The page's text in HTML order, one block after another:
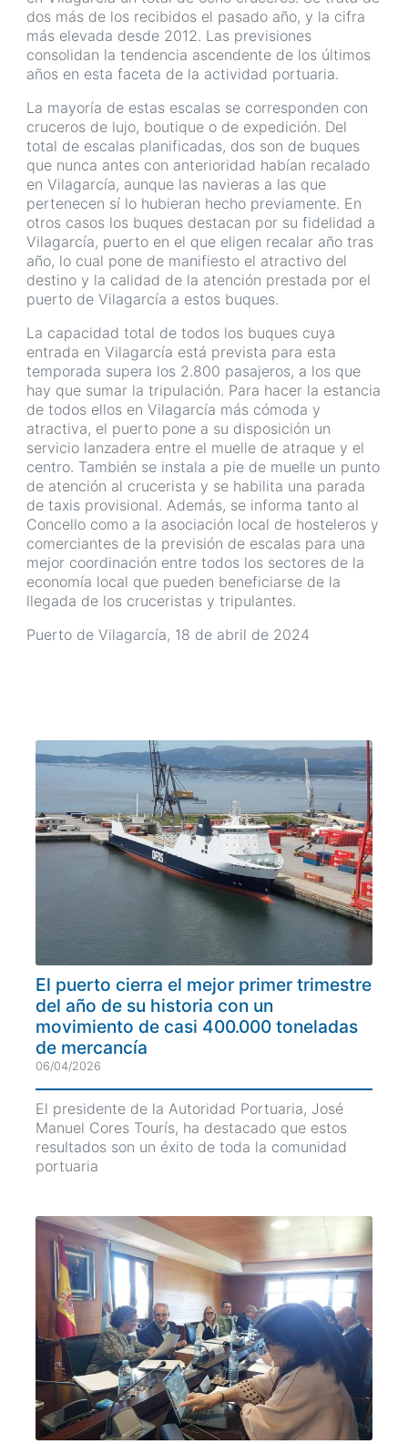
dos más de los recibidos el pasado año, y la cifra
más elevada desde 2012. Las previsiones
consolidan la tendencia ascendente de los últimos
años en esta faceta de la actividad portuaria.
La mayoría de estas escalas se corresponden con
cruceros de lujo, boutique o de expedición. Del
total de escalas planificadas, dos son de buques
que nunca antes con anterioridad habían recalado
en Vilagarcía, aunque las navieras a las que
pertenecen sí lo hubieran hecho previamente. En
otros casos los buques destacan por su fidelidad a
Vilagarcía, puerto en el que eligen recalar año tras
año, lo cual pone de manifiesto el atractivo del
destino y la calidad de la atención prestada por el
puerto de Vilagarcía a estos buques.
La capacidad total de todos los buques cuya
entrada en Vilagarcía está prevista para esta
temporada supera los 2.800 pasajeros, a los que
hay que sumar la tripulación. Para hacer la estancia
de todos ellos en Vilagarcía más cómoda y
atractiva, el puerto pone a su disposición un
servicio lanzadera entre el muelle de atraque y el
centro. También se instala a pie de muelle un punto
de atención al crucerista y se habilita una parada
de taxis provisional. Además, se informa tanto al
Concello como a la asociación local de hosteleros y
comerciantes de la previsión de escalas para una
mejor coordinación entre todos los sectores de la
economía local que pueden beneficiarse de la
llegada de los cruceristas y tripulantes.
Puerto de Vilagarcía, 18 de abril de 2024
El puerto cierra el mejor primer trimestre
del año de su historia con un
movimiento de casi 400.000 toneladas
de mercancía
06/04/2026
El presidente de la Autoridad Portuaria, José
Manuel Cores Tourís, ha destacado que estos
resultados son un éxito de toda la comunidad
portuaria